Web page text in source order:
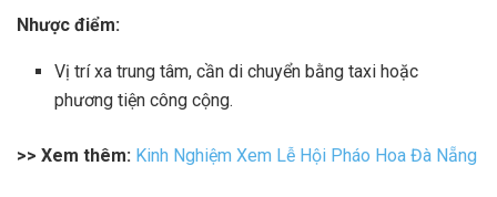
Nhược điểm:
Vị trí xa trung tâm, cần di chuyển bằng taxi hoặc
phương tiện công cộng.
>> Xem thêm: Kinh Nghiệm Xem Lễ Hội Pháo Hoa Đà Nẵng